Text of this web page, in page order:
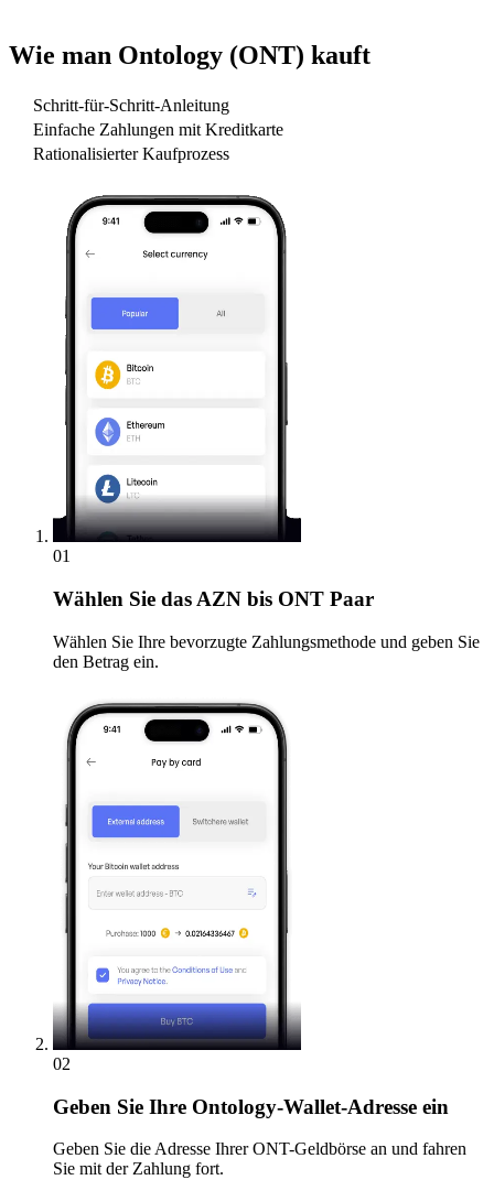
Wie man Ontology (ONT) kauft
Schritt-für-Schritt-Anleitung
Einfache Zahlungen mit Kreditkarte
Rationalisierter Kaufprozess
01
Wählen Sie das AZN bis ONT Paar
Wählen Sie Ihre bevorzugte Zahlungsmethode und geben Sie
den Betrag ein.
02
Geben Sie Ihre Ontology-Wallet-Adresse ein
Geben Sie die Adresse Ihrer ONT-Geldbörse an und fahren
Sie mit der Zahlung fort.